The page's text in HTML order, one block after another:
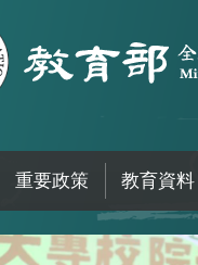
重要政策 教育資料